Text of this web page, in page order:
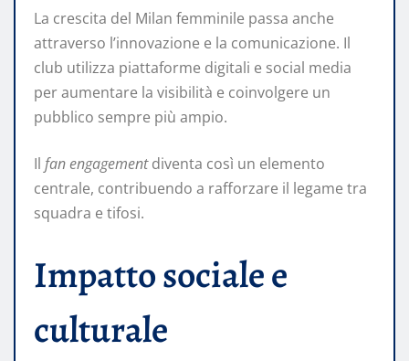
La crescita del Milan femminile passa anche
attraverso l’innovazione e la comunicazione. Il
club utilizza piattaforme digitali e social media
per aumentare la visibilità e coinvolgere un
pubblico sempre più ampio.
Il fan engagementdiventa così un elemento
centrale, contribuendo a rafforzare il legame tra
squadra e tifosi.
Impatto sociale e
culturale